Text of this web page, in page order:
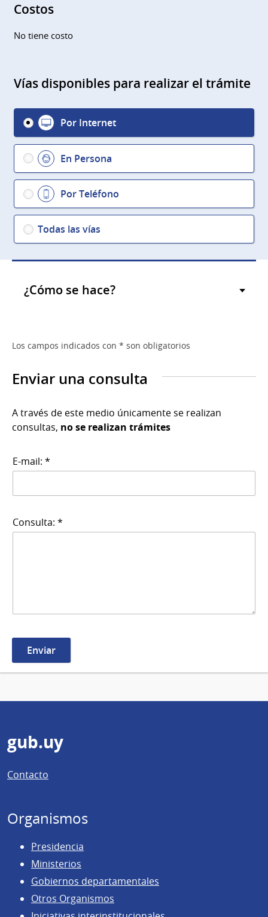
Costos
No tiene costo
Vías disponibles para realizar el trámite
Por Internet
En Persona
Por Teléfono
Todas las vías
¿Cómo se hace?
Los campos indicados con * son obligatorios
Enviar una consulta
A través de este medio únicamente se realizan
consultas, no se realizan trámites
E-mail: *
Consulta: *
Pie
de
página
gub.uy
Contacto
Organismos
Presidencia
Ministerios
Gobiernos departamentales
Otros Organismos